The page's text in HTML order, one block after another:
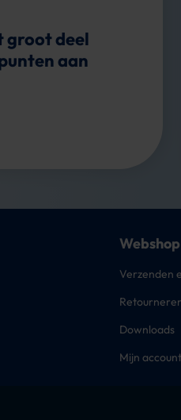
groot deel
aan
Webshop
Verzenden
Downloads
Mijn account